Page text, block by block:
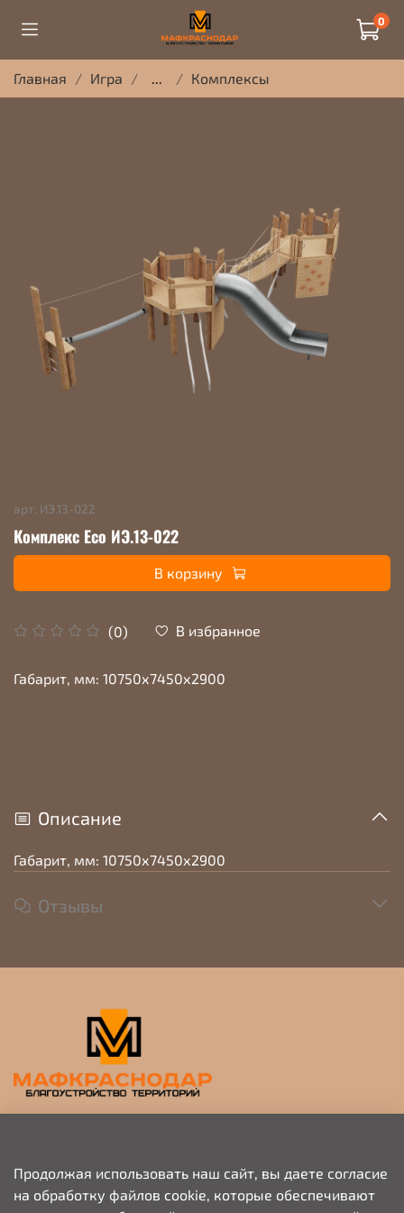
0
Главная Игра ... Комплексы
арт. ИЭ.13-022
Комплекс Eco ИЭ.13-022
(0) В избранное
В корзину
Габарит, мм: 10750х7450х2900
Описание
Габарит, мм: 10750х7450х2900
Отзывы
+79676703333
Продолжая использовать наш сайт, вы даете согласие
на обработку файлов cookie, которые обеспечивают